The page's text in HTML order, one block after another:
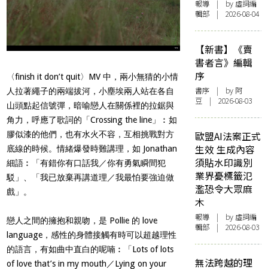
〈finish it don’t quit〉MV 中，兩小無猜的小情
人拉著繩子的兩端拔河，小塵埃兩人站在各自
山頭點起信號彈，暗喻戀人在關係裡的拉鋸與
角力，呼應了歌詞的「Crossing the line」︰如
膠似漆的他們，也有水火不容，互相挑戰對方
底線的時候。情緒爆發時難講理，如 Jonathan
細語︰「有錯你有口話我／你有勇氣瞬間犯
駁」、「我已放棄再講道理／我最怕要強迫做
戲」。
戀人之間的擁抱和親吻，是 Pollie 的 love
language，感性的身體接觸有時可以超越理性
的語言，有如曲中直白的呢喃︰「Lots of lots
of love that’s in my mouth／Lying on your
報導 | by 虛詞編
輯部 | 2026-08-04
【新書】《賣
書者言》編輯
序
書序 | by 阿
豆 | 2026-08-03
歐盟AI法案正式
生效 生成內容
須貼水印識別
業界憂標籤氾
濫恐令大眾麻
木
報導 | by 虛詞編
輯部 | 2026-08-03
無法跨越的理